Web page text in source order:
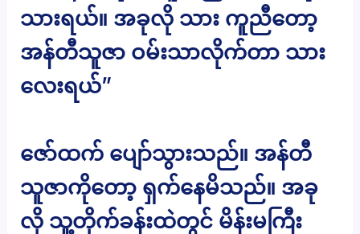
သားရယ်။ အခုလို သား ကူညီတော့
အန်တီသူဇာ ဝမ်းသာလိုက်တာ သား
လေးရယ်”
ဇော်ထက် ပျော်သွားသည်။ အန်တီ
သူဇာကိုတော့ ရှက်နေမိသည်။ အခု
လို သူ့တိုက်ခန်းထဲတွင် မိန်းမကြီး